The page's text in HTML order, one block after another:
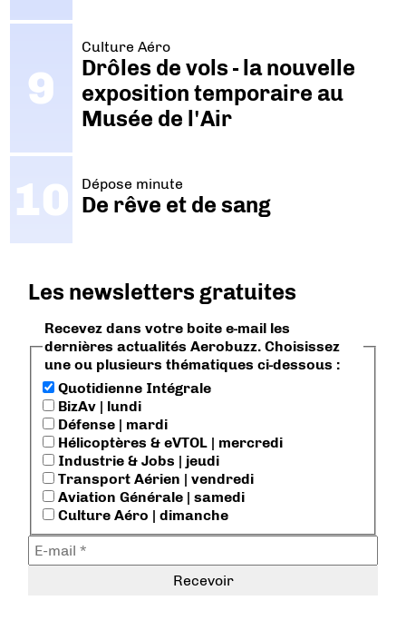
Culture Aéro
Drôles de vols - la nouvelle
exposition temporaire au
Musée de l'Air
Dépose minute
De rêve et de sang
Les newsletters gratuites
Recevez dans votre boite e-mail les
dernières actualités Aerobuzz. Choisissez
une ou plusieurs thématiques ci-dessous :
Quotidienne Intégrale
BizAv | lundi
Défense | mardi
Hélicoptères & eVTOL | mercredi
Industrie & Jobs | jeudi
Transport Aérien | vendredi
Aviation Générale | samedi
Culture Aéro | dimanche